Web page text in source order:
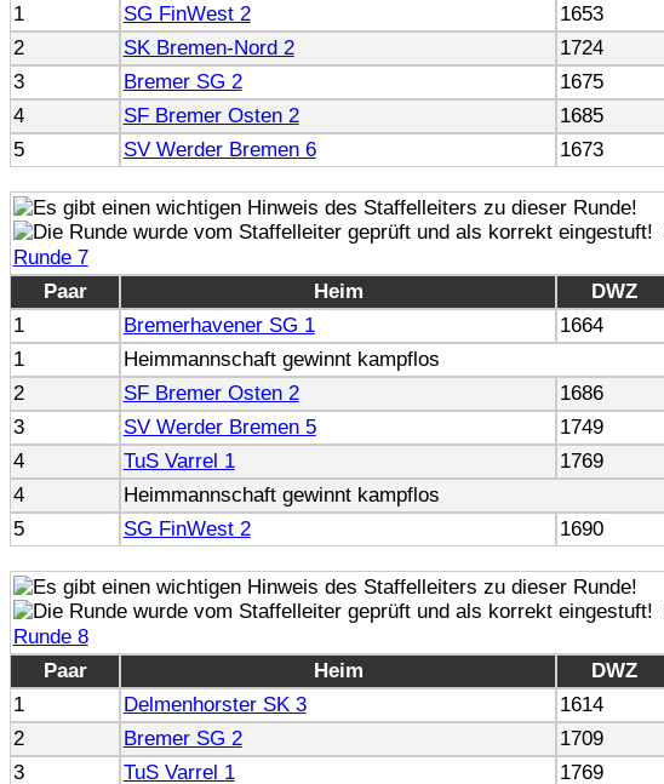
1
SG FinWest 2 1653
2
SK Bremen-Nord 2 1724
3
Bremer SG 2 1675
4
SF Bremer Osten 2 1685
5
SV Werder Bremen 6 1673
Runde 7
Paar
Heim DWZ
1
Bremerhavener SG 1 1664
1
Heimmannschaft gewinnt kampflos
2
SF Bremer Osten 2 1686
3
SV Werder Bremen 5 1749
4
TuS Varrel 1 1769
4
Heimmannschaft gewinnt kampflos
5
SG FinWest 2 1690
Runde 8
Paar
Heim DWZ
1
Delmenhorster SK 3 1614
2
Bremer SG 2 1709
3
TuS Varrel 1 1769